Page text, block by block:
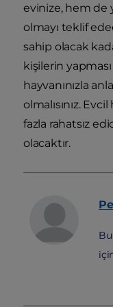
evinize, hem de
olmayı teklif
sahip olacak
kişilerin
hayvanınızla
olmalısınız.
fazla rahatsız
olacaktır.